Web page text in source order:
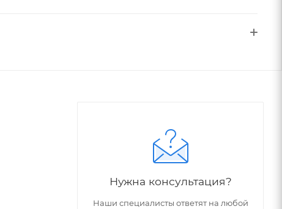
Нужна консультация?
Наши специалисты ответят на любой